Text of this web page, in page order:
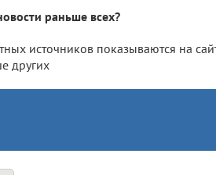
раньше всех?
источников показываются на
других